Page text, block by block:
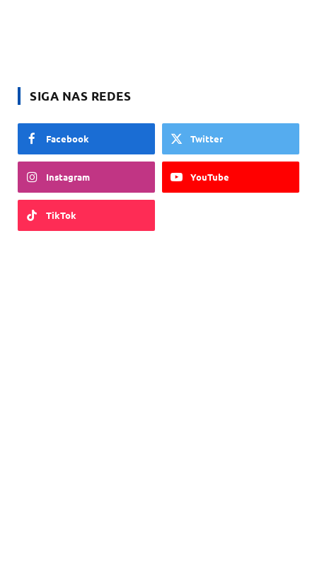
SIGA NAS REDES
Facebook Twitter
Instagram YouTube
TikTok